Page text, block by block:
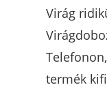
Virág
termék